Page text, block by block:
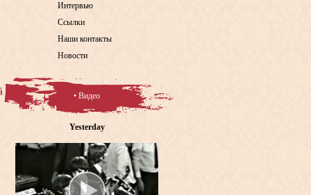
Интервью
Ссылки
Наши контакты
Новости
• Видео
Yesterday